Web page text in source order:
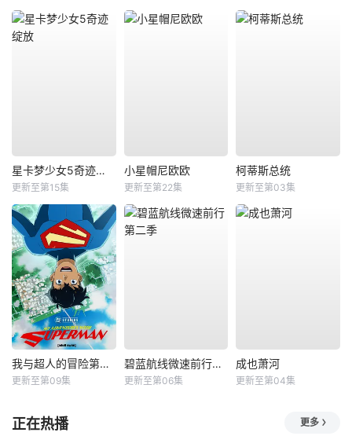
星卡梦少女5奇迹绽放
更新至第15集
小星帽尼欧欧
更新至第22集
柯蒂斯总统
更新至第03集
我与超人的冒险第三季
更新至第09集
碧蓝航线微速前行第二季
更新至第06集
成也萧河
更新至第04集
正在热播 更多